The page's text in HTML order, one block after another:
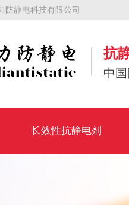
防静电科技有限公司
抗
中
长效性抗静电剂